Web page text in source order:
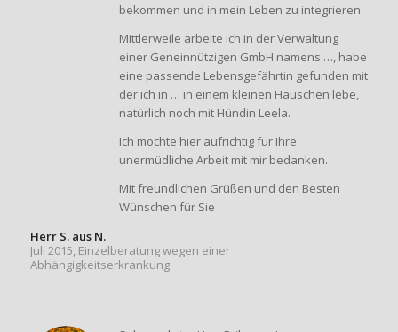
bekommen und in mein Leben zu integrieren.
Mittlerweile arbeite ich in der Verwaltung
einer Geneinnützigen GmbH namens …, habe
eine passende Lebensgefährtin gefunden mit
der ich in … in einem kleinen Häuschen lebe,
natürlich noch mit Hündin Leela.
Ich möchte hier aufrichtig für Ihre
unermüdliche Arbeit mit mir bedanken.
Mit freundlichen Grüßen und den Besten
Wünschen für Sie
Herr S. aus N.
Juli 2015, Einzelberatung wegen einer
Abhängigkeitserkrankung